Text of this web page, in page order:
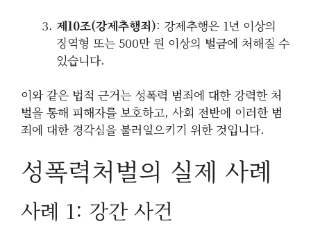
제10조(강제추행죄): 강제추행은 1년 이상의
징역형 또는 500만 원 이상의 벌금에 처해질 수
있습니다.
이와 같은 법적 근거는 성폭력 범죄에 대한 강력한 처
벌을 통해 피해자를 보호하고, 사회 전반에 이러한 범
죄에 대한 경각심을 불러일으키기 위한 것입니다.
성폭력처벌의 실제 사례
사례 1: 강간 사건